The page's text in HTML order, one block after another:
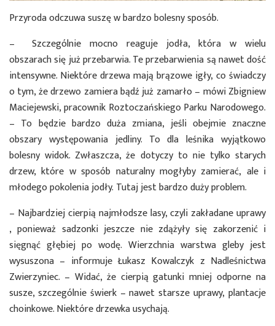
Przyroda odczuwa suszę w bardzo bolesny sposób.
– Szczególnie mocno reaguje jodła, która w wielu
obszarach się już przebarwia. Te przebarwienia są nawet dość
intensywne. Niektóre drzewa mają brązowe igły, co świadczy
o tym, że drzewo zamiera bądź już zamarło – mówi Zbigniew
Maciejewski, pracownik Roztoczańskiego Parku Narodowego.
– To będzie bardzo duża zmiana, jeśli obejmie znaczne
obszary występowania jedliny. To dla leśnika wyjątkowo
bolesny widok. Zwłaszcza, że dotyczy to nie tylko starych
drzew, które w sposób naturalny mogłyby zamierać, ale i
młodego pokolenia jodły. Tutaj jest bardzo duży problem.
– Najbardziej cierpią najmłodsze lasy, czyli zakładane uprawy
, ponieważ sadzonki jeszcze nie zdążyły się zakorzenić i
sięgnąć głębiej po wodę. Wierzchnia warstwa gleby jest
wysuszona – informuje Łukasz Kowalczyk z Nadleśnictwa
Zwierzyniec. – Widać, że cierpią gatunki mniej odporne na
susze, szczególnie świerk – nawet starsze uprawy, plantacje
choinkowe. Niektóre drzewka usychają.